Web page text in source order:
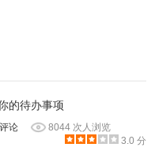
的待办事项
论
8044 次人浏览
3.0 分